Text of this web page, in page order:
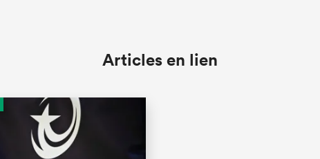
Articles en lien